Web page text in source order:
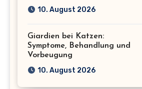
10. August 2026
Giardien bei Katzen:
Symptome, Behandlung und
Vorbeugung
10. August 2026